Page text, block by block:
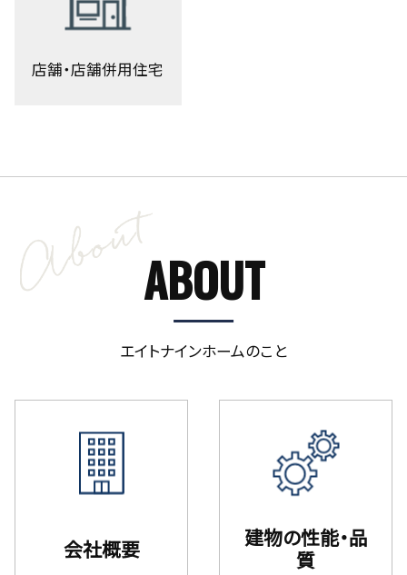
店舗・店舗併用住宅
ABOUT
エイトナインホームのこと
会社概要
建物の性能・品
質